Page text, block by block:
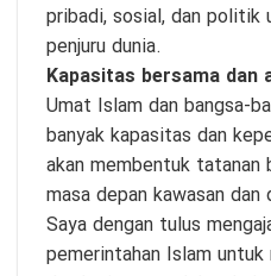
pribadi, sosial, dan politik
penjuru dunia.
Kapasitas bersama dan
Umat Islam dan bangsa-
banyak kapasitas dan
akan membentuk
masa depan kawasan dan
Saya dengan tulus
pemerintahan Islam